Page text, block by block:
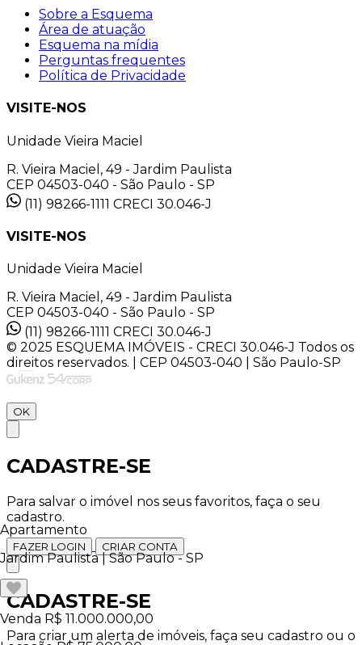
Apartamento
Jardim Paulista | São Paulo - SP
Venda R$ 11.000.000,00
Sobre a Esquema
Área de atuação
Esquema na mídia
Perguntas frequentes
Política de Privacidade
VISITE-NOS
Unidade Vieira Maciel
R. Vieira Maciel, 49 - Jardim Paulista
CEP 04503-040 - São Paulo - SP
(11) 98266-1111 CRECI 30.046-J
VISITE-NOS
Unidade Vieira Maciel
R. Vieira Maciel, 49 - Jardim Paulista
CEP 04503-040 - São Paulo - SP
(11) 98266-1111 CRECI 30.046-J
© 2025 ESQUEMA IMÓVEIS - CRECI 30.046-J Todos os
direitos reservados. | CEP 04503-040 | São Paulo-SP
OK
CADASTRE-SE
Para salvar o imóvel nos seus favoritos, faça o seu
cadastro.
FAZER LOGIN CRIAR CONTA
CADASTRE-SE
Para criar um alerta de imóveis, faça seu cadastro ou o